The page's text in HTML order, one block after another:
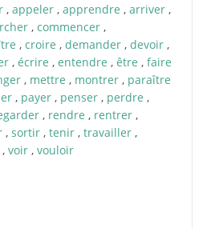
, appeler, apprendre , arriver,
, commencer,
, croire , demander, devoir,
, écrire , entendre , être , faire
, mettre , montrer, paraître
, payer, penser, perdre ,
, rendre , rentrer,
, sortir, tenir, travailler,
, voir, vouloir